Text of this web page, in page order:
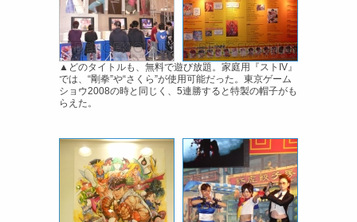
▲どのタイトルも、無料で遊び放題。家庭用『ストIV』
では、“剛拳”や“さくら”が使用可能だった。東京ゲーム
ショウ2008の時と同じく、5連勝すると特製の帽子がも
らえた。